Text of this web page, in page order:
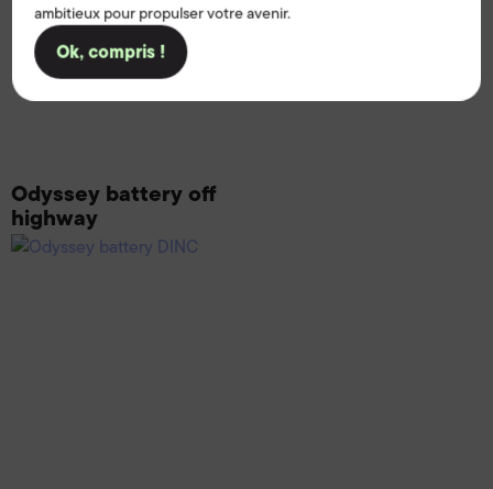
ambitieux pour propulser votre avenir.
Ok, compris !
Odyssey battery off
highway